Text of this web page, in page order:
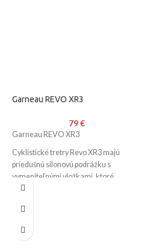
Garneau REVO XR3
79€
Garneau REVO XR3
Cyklistické tretry Revo XR3 majú
priedušnú silonovú podrážku s
vymeniteľnými vložkami, ktoré
zadržiavajú alebo prepúšťajú vzduch v